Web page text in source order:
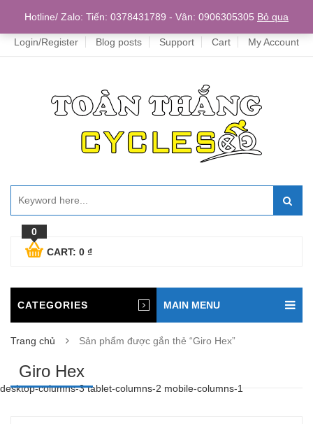
Home
Login/Register Blog posts Support Cart My Account
0
CART: 0 ₫
CATEGORIES MAIN MENU
Trang chủ Sản phẩm được gắn thẻ “Giro Hex”
Giro Hex
desktop-columns-3 tablet-columns-2 mobile-columns-1
Hotline/ Zalo: Tiến: 0378431789 - Vân: 0906305305 Bỏ qua